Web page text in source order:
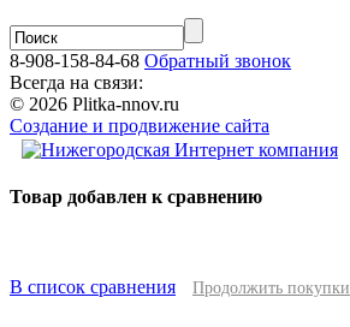
8-908-158-84-68 Обратный звонок
Всегда на связи:
© 2026 Plitka-nnov.ru
Создание и продвижение сайта
Товар добавлен к сравнению
В список сравнения Продолжить покупки